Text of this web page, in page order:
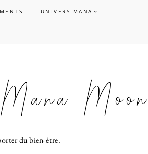
UNIVERS MANA
Moon
du bien-être.